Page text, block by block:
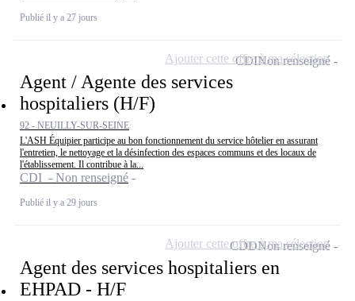
Publié il y a 27 jours
Agent / Agente des services
hospitaliers (H/F)
92 - NEUILLY-SUR-SEINE
L'ASH Équipier participe au bon fonctionnement du service hôtelier en assurant
l'entretien, le nettoyage et la désinfection des espaces communs et des locaux de
l'établissement. Il contribue à la...
CDI - Non renseigné
Publié il y a 29 jours
CDINon renseigné
Ajouter cette offre à ma sélection
Agent des services hospitaliers en
EHPAD - H/F
CDDNon renseigné
Ajouter cette offre à ma sélection